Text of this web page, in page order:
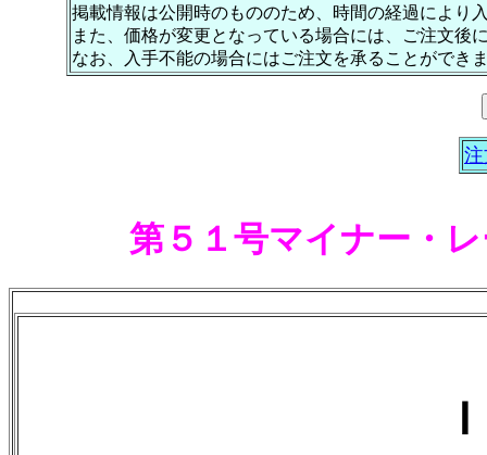
掲載情報は公開時のもののため、時間の経過により
また、価格が変更となっている場合には、ご注文後
なお、入手不能の場合にはご注文を承ることができ
第５１号マイナー・